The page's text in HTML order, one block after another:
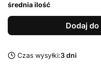
średnia ilość
Dodaj
Czas wysyłki:3 dni